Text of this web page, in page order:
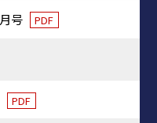
号 PDF
PDF